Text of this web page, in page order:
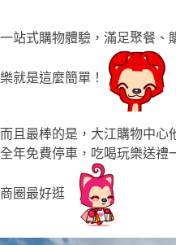
一站式購物體驗，滿足聚餐、
樂就是這麼簡單！
而且最棒的是，大江購物中心
全年免費停車，吃喝玩樂送禮
商圈最好逛